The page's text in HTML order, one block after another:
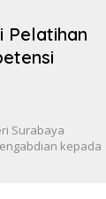
Pelatihan
Surabaya
kepada